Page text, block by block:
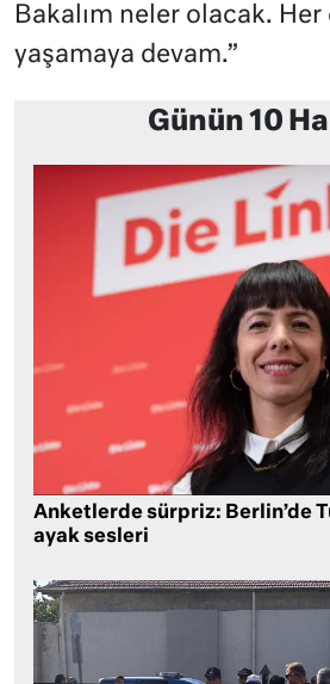
Bakalım neler olacak.
yaşamaya devam.”
Günün 10
Anketlerde sürpriz: Berlin’de
ayak sesleri